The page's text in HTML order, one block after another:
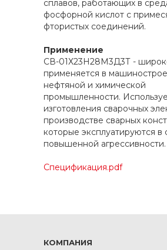
сплавов, работающих в
фосфорной кислот с
фтористых соединений.
Применение
СВ-01Х23Н28М3Д3Т -
применяется в
нефтяной и химической
промышленности.
изготовления сварочных
производстве сварных
которые эксплуатируются в
повышенной агрессивности.
Спецификация.pdf
КОМПАНИЯ